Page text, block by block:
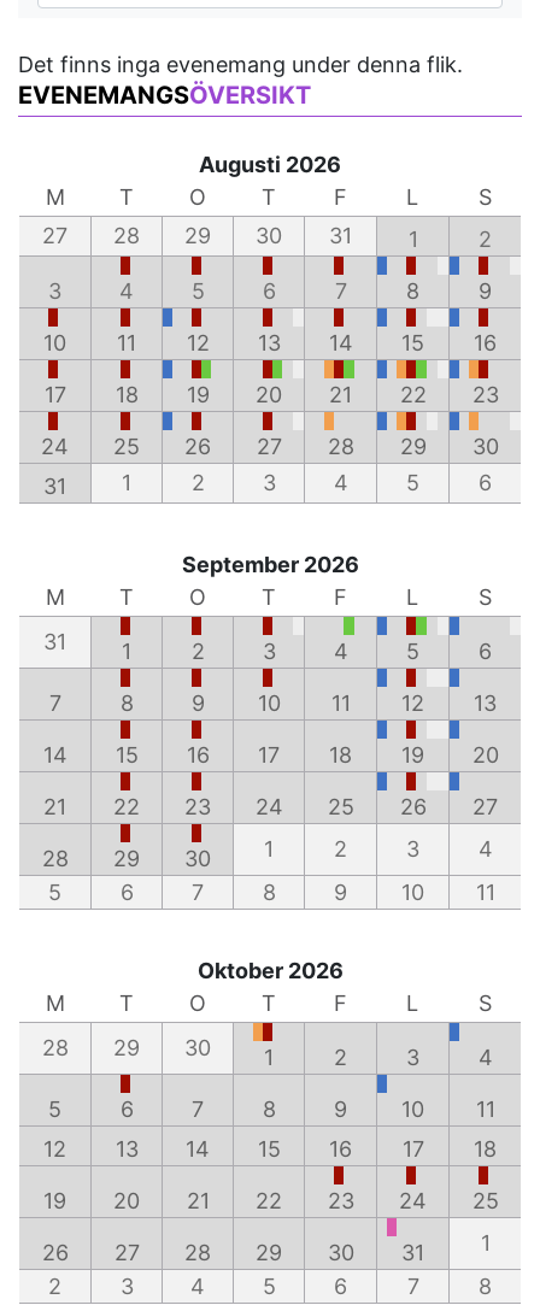
Det finns inga evenemang under denna flik.
EVENEMANGSÖVERSIKT
Augusti 2026
M
T O T F L
S
27
28 29 30 31 1 2
3 4 5 6 7 8 9
10 11 12 13 14 15 16
17 18 19 20 21 22 23
24 25 26 27 28 29
30
31
1 2 3 4 5 6
September 2026
M
T O T F L
S
31
1 2 3 4 5 6
7 8 9 10 11 12 13
14 15 16 17 18 19 20
21 22 23 24 25 26 27
28 29 30 1 2 3
4
5
6 7 8 9 10 11
Oktober 2026
M
T O T F L
S
28
29 30 1 2 3 4
5 6 7 8 9 10
11
12
13 14 15 16 17 18
19 20 21 22 23 24 25
26 27 28 29 30 31
1
2
3 4 5 6 7 8